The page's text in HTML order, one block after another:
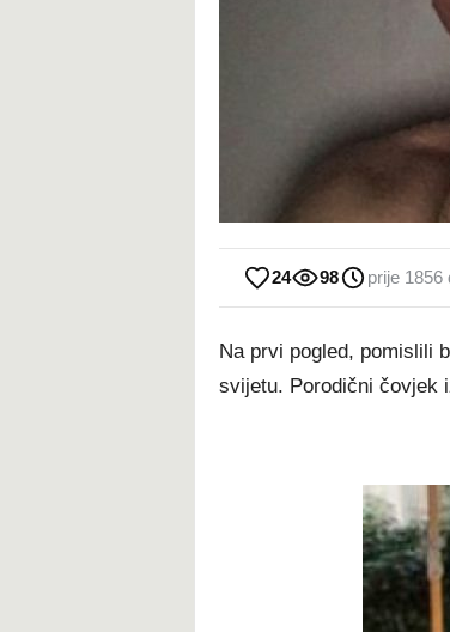
24 98 prije 1856
Na prvi pogled, pomislili
svijetu. Porodični čovjek